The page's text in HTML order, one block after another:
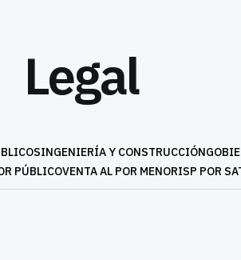
Legal
INGENIERÍA Y CONSTRUCCIÓN
PÚBLICOVENTA AL POR MENORISP POR